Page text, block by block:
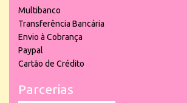
Multibanco
Transferência Bancária
Envio à Cobrança
Paypal
Cartão de Crédito
Parcerias